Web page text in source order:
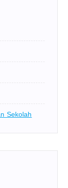
Sekolah